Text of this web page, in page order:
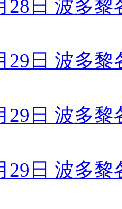
28日 波多
29日 波多
29日 波多
29日 波多